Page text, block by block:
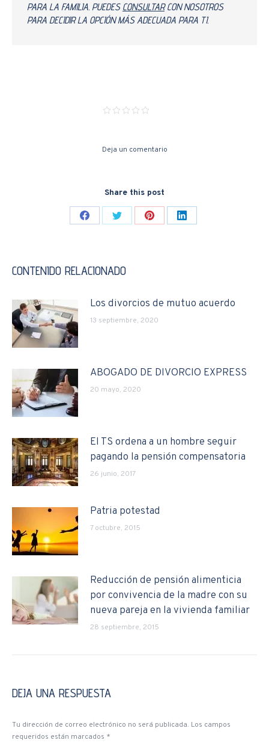
PARA LA FAMILIA. PUEDES CONSULTARCON NOSOTROS
PARA DECIDIR LA OPCIÓN MÁS ADECUADA PARA TI.
Deja un comentario
Share this post
Share Share Share Share
CONTENIDO RELACIONADO
Los divorcios de mutuo acuerdo
13 septiembre, 2020
ABOGADO DE DIVORCIO EXPRESS
20 mayo, 2020
El TS ordena a un hombre seguir
pagando la pensión compensatoria
26 junio, 2017
Patria potestad
7 octubre, 2015
Reducción de pensión alimenticia
por convivencia de la madre con su
nueva pareja en la vivienda familiar
28 septiembre, 2015
DEJA UNA RESPUESTA
Tu dirección de correo electrónico no será publicada. Los campos
requeridos están marcados *